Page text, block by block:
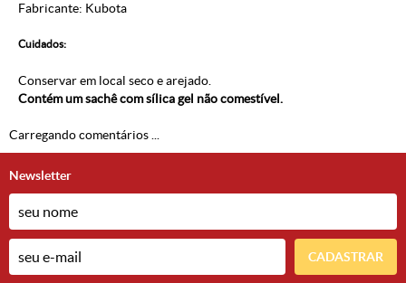
Fabricante: Kubota
Cuidados:
Conservar em local seco e arejado.
Contém um sachê com sílica gel não comestível.
Carregando comentários ...
Newsletter
CADASTRAR